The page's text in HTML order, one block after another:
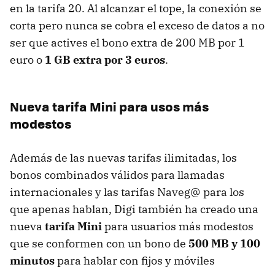
en la tarifa 20. Al alcanzar el tope, la conexión se
corta pero nunca se cobra el exceso de datos a no
ser que actives el bono extra de 200 MB por 1
euro o 1 GB extra por 3 euros.
Nueva tarifa Mini para usos más
modestos
Además de las nuevas tarifas ilimitadas, los
bonos combinados válidos para llamadas
internacionales y las tarifas Naveg@ para los
que apenas hablan, Digi también ha creado una
nueva tarifa Minipara usuarios más modestos
que se conformen con un bono de 500 MB y 100
minutospara hablar con fijos y móviles